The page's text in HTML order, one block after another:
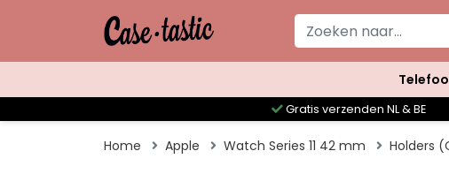
Gratis verzenden NL & BE
Home Apple Watch Series 11 42 mm Holders